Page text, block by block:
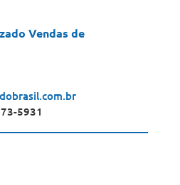
Vendas de
5931